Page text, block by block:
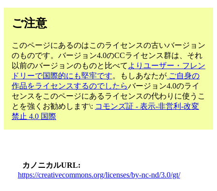
ご注意
このページにあるのはこのライセンスの古いバージョン
のものです。バージョン4.0のCCライセンス群は、それ
以前のバージョンのものと比べて よりユーザー・フレン
ドリーで国際的にも堅牢です。もしあなたが ご自身の
作品をライセンスするのでしたらバージョン4.0のライ
センスをこのページにあるライセンスの代わりに使うこ
とを強くお勧めします\: コモンズ証 - 表示-非営利-改変
禁止 4.0 国際
カノニカルURL
https://creativecommons.org/licenses/by-nc-nd/3.0/gt/